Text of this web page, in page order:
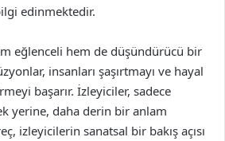
edinmektedir.
eğlenceli hem de düşündürücü bir
insanları şaşırtmayı ve hayal
başarır. İzleyiciler, sadece
yerine, daha derin bir anlam
izleyicilerin sanatsal bir bakış açısı